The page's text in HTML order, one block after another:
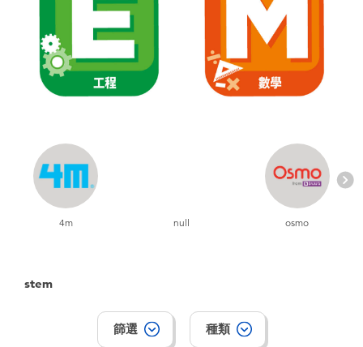
戶外及運動用品
派對用品
毛毛公仔玩具
夏日用品
任天堂 Switch
Fuggler
Tomica多美
4m null osmo
stem
篩選 種類